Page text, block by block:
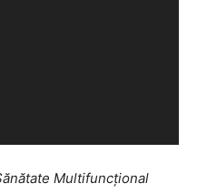
Multifuncțional